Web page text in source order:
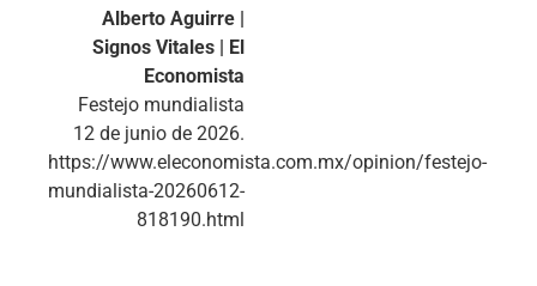
Alberto Aguirre |
Signos Vitales | El
Economista
Festejo mundialista
12 de junio de 2026.
https://www.eleconomista.com.mx/opinion/festejo-
mundialista-20260612-
818190.html